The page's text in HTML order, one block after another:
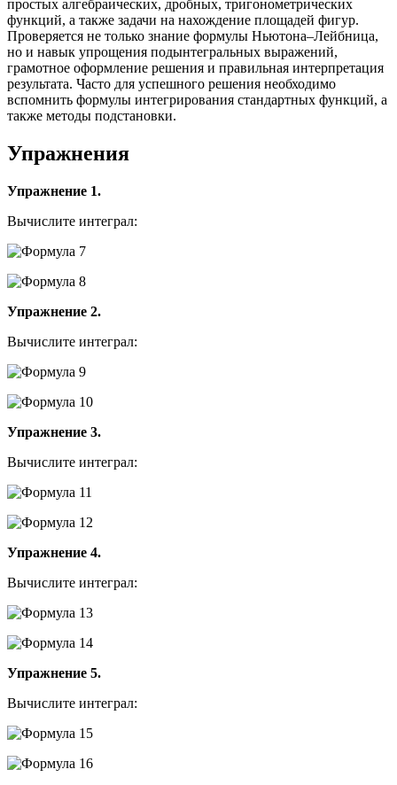
простых алгебраических, дробных, тригонометрических
функций, а также задачи на нахождение площадей фигур.
Проверяется не только знание формулы Ньютона–Лейбница,
но и навык упрощения подынтегральных выражений,
грамотное оформление решения и правильная интерпретация
результата. Часто для успешного решения необходимо
вспомнить формулы интегрирования стандартных функций, а
также методы подстановки.
Упражнения
Упражнение 1.
Вычислите интеграл:
Упражнение 2.
Вычислите интеграл:
Упражнение 3.
Вычислите интеграл:
Упражнение 4.
Вычислите интеграл:
Упражнение 5.
Вычислите интеграл: